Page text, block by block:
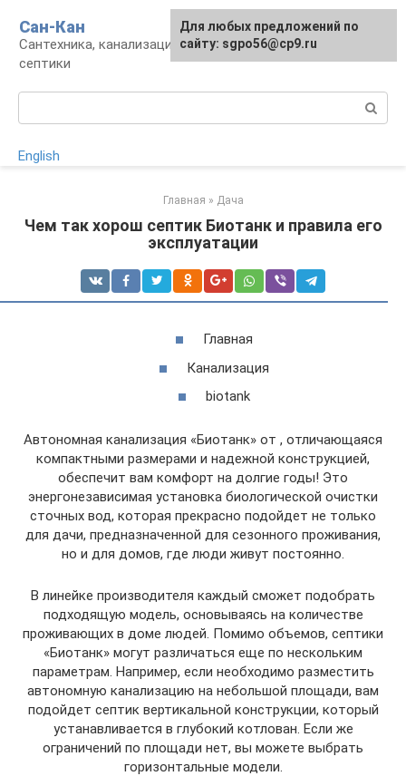
контенту
Сан-Кан
Сантехника, канализация, водопровод,
септики
English
Главная » Дача
Чем так хорош септик Биотанк и правила его
эксплуатации
Главная
Канализация
biotank
Автономная канализация «Биотанк» от , отличающаяся
компактными размерами и надежной конструкцией,
обеспечит вам комфорт на долгие годы! Это
энергонезависимая установка биологической очистки
сточных вод, которая прекрасно подойдет не только
для дачи, предназначенной для сезонного проживания,
но и для домов, где люди живут постоянно.
В линейке производителя каждый сможет подобрать
подходящую модель, основываясь на количестве
проживающих в доме людей. Помимо объемов, септики
«Биотанк» могут различаться еще по нескольким
параметрам. Например, если необходимо разместить
автономную канализацию на небольшой площади, вам
подойдет септик вертикальной конструкции, который
устанавливается в глубокий котлован. Если же
ограничений по площади нет, вы можете выбрать
горизонтальные модели.
Для любых предложений по
сайту: sgpo56@cp9.ru